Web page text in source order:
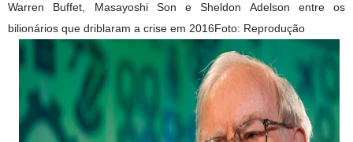
Warren Buffet, Masayoshi Son e Sheldon Adelson entre os
bilionários que driblaram a crise em 2016Foto: Reprodução